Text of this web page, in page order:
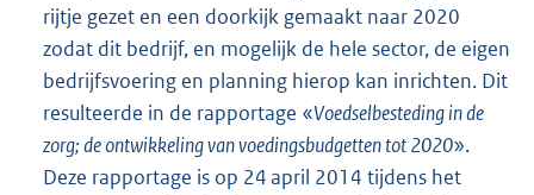
rijtje gezet en een doorkijk gemaakt naar 2020
zodat dit bedrijf, en mogelijk de hele sector, de eigen
bedrijfsvoering en planning hierop kan inrichten. Dit
resulteerde in de rapportage «Voedselbesteding in de
zorg; de ontwikkeling van voedingsbudgetten tot 2020».
Deze rapportage is op 24 april 2014 tijdens het